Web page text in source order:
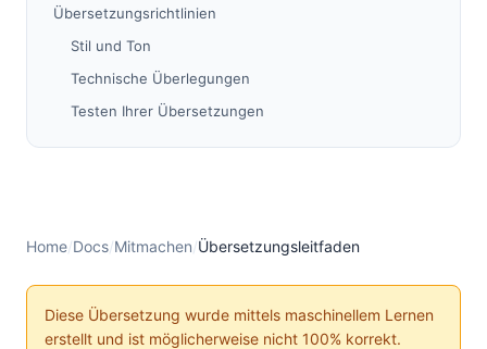
Übersetzungsrichtlinien
Stil und Ton
Technische Überlegungen
Testen Ihrer Übersetzungen
Erweitert: Manuelle Übersetzung (Optional)
Prozess
Vielen Dank
Home/Docs/Mitmachen/Übersetzungsleitfaden
Diese Übersetzung wurde mittels maschinellem Lernen
erstellt und ist möglicherweise nicht 100% korrekt.